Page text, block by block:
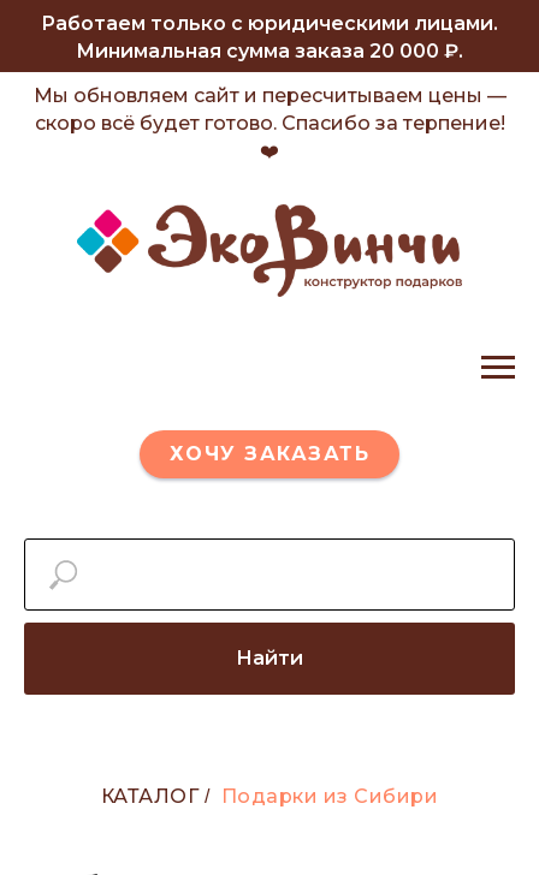
Работаем только с юридическими лицами.
Минимальная сумма заказа 20 000 ₽.
Мы обновляем сайт и пересчитываем цены —
скоро всё будет готово. Спасибо за терпение!
❤️
ХОЧУ ЗАКАЗАТЬ
Найти
КАТАЛОГ / Подарки из Сибири